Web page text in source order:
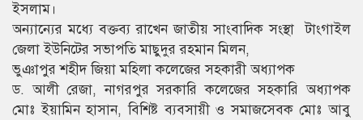
ইসলাম।
অন্যান্যের মধ্যে বক্তব্য রাখেন জাতীয় সাংবাদিক সংস্থা টাংগাইল
জেলা ইউনিটের সভাপতি মাছুদুর রহমান মিলন,
ভুঞাপুর শহীদ জিয়া মহিলা কলেজের সহকারী অধ্যাপক
ড. আলী রেজা, নাগরপুর সরকারি কলেজের সহকারি অধ্যাপক
মোঃ ইয়ামিন হাসান, বিশিষ্ট ব্যবসায়ী ও সমাজসেবক মোঃ আবু